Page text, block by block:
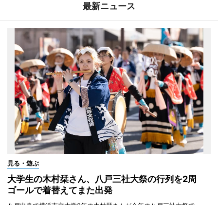
最新ニュース
見る・遊ぶ
大学生の木村栞さん、八戸三社大祭の行列を2周
ゴールで着替えてまた出発